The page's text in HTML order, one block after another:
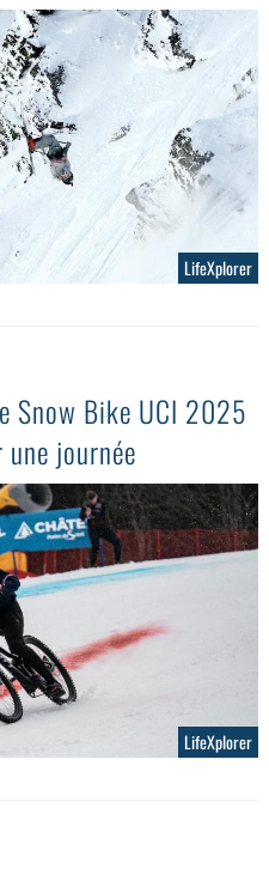
LifeXplorer
Snow Bike UCI 2025
journée
LifeXplorer